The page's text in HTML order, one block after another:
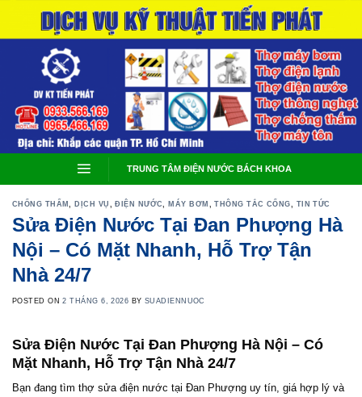
content
TRUNG TÂM ĐIỆN NƯỚC BÁCH KHOA
CHỐNG THẤM, DỊCH VỤ ,ĐIỆN NƯỚC, MÁY BƠM ,THÔNG TẮC CỐNG, TIN TỨC
Sửa Điện Nước Tại Đan Phượng Hà
Nội – Có Mặt Nhanh, Hỗ Trợ Tận
Nhà 24/7
POSTED ON2 THÁNG 6, 2026 BYSUADIENNUOC
Sửa Điện Nước Tại Đan Phượng Hà Nội – Có
Mặt Nhanh, Hỗ Trợ Tận Nhà 24/7
Bạn đang tìm thợ sửa điện nước tại Đan Phượng uy tín, giá hợp lý và